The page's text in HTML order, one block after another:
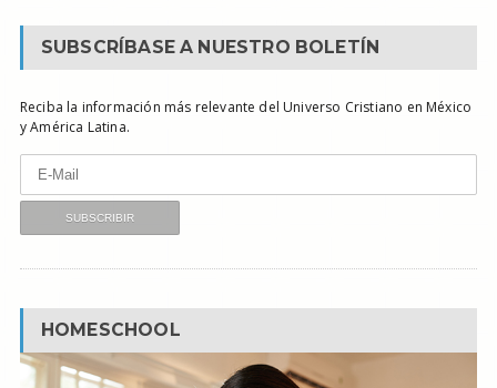
SUBSCRÍBASE A NUESTRO BOLETÍN
Reciba la información más relevante del Universo Cristiano en México
y América Latina.
HOMESCHOOL